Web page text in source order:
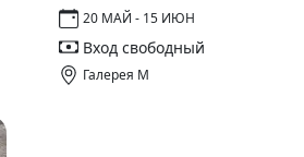
20 МАЙ - 15 ИЮН
Вход свободный
Галерея М